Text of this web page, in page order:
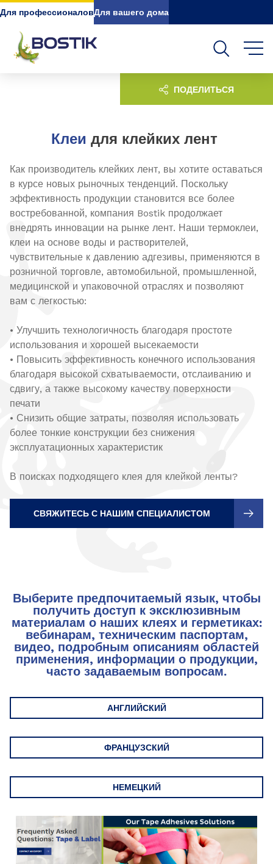
Go to content Go to navigation
Для профессионаловДля вашего дома
Клеи для клейких лент
Как производитель клейких лент, вы хотите оставаться
в курсе новых рыночных тенденций. Поскольку
эффективность продукции становится все более
востребованной, компания Bostik продолжает
внедрять инновации на рынке лент. Наши термоклеи,
клеи на основе воды и растворителей,
чувствительные к давлению адгезивы, применяются в
розничной торговле, автомобильной, промышленной,
медицинской и упаковочной отраслях и позволяют
вам с легкостью:
• Улучшить технологичность благодаря простоте
использования и хорошей высекаемости
• Повысить эффективность конечного использования
благодаря высокой схватываемости, отслаиванию и
сдвигу, а также высокому качеству поверхности
печати
• Снизить общие затраты, позволяя использовать
более тонкие конструкции без снижения
эксплуатационных характеристик
В поисках подходящего клея для клейкой ленты?
СВЯЖИТЕСЬ С НАШИМ СПЕЦИАЛИСТОМ
ПОДЕЛИТЬСЯ
Выберите предпочитаемый язык, чтобы
получить доступ к эксклюзивным
материалам о наших клеях и герметиках:
вебинарам, техническим паспортам,
видео, подробным описаниям областей
применения, информации о продукции,
часто задаваемым вопросам.
АНГЛИЙСКИЙ
ФРАНЦУЗСКИЙ
НЕМЕЦКИЙ